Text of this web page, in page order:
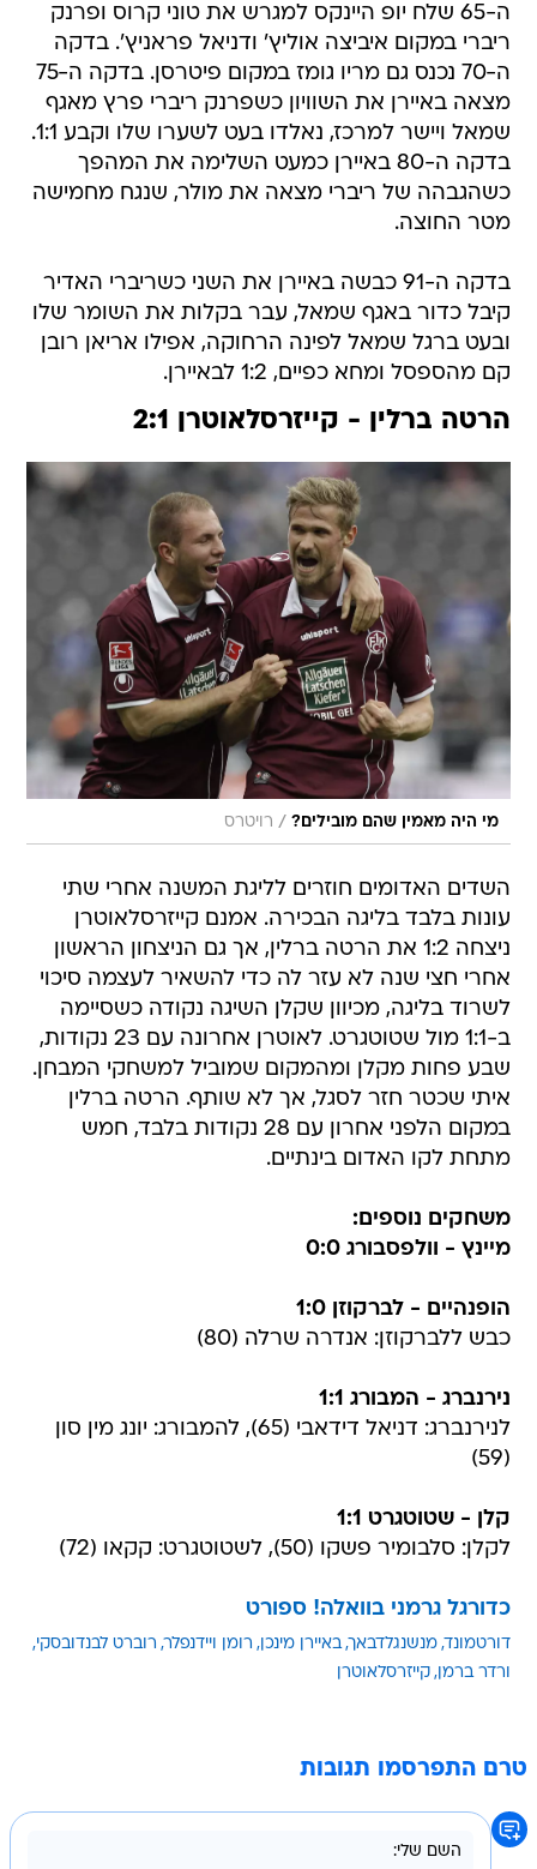
ה-65 שלח יופ היינקס למגרש את טוני קרוס ופרנק
ריברי במקום איביצה אוליץ' ודניאל פראניץ'. בדקה
ה-70 נכנס גם מריו גומז במקום פיטרסן. בדקה ה-75
מצאה באיירן את השוויון כשפרנק ריברי פרץ מאגף
שמאל ויישר למרכז, נאלדו בעט לשערו שלו וקבע 1:1.
בדקה ה-80 באיירן כמעט השלימה את המהפך
כשהגבהה של ריברי מצאה את מולר, שנגח מחמישה
מטר החוצה.
בדקה ה-91 כבשה באיירן את השני כשריברי האדיר
קיבל כדור באגף שמאל, עבר בקלות את השומר שלו
ובעט ברגל שמאל לפינה הרחוקה, אפילו אריאן רובן
קם מהספסל ומחא כפיים, 1:2 לבאיירן.
הרטה ברלין - קייזרסלאוטרן 2:1
מי היה מאמין שהם מובילים? / רויטרס
השדים האדומים חוזרים לליגת המשנה אחרי שתי
עונות בלבד בליגה הבכירה. אמנם קייזרסלאוטרן
ניצחה 1:2 את הרטה ברלין, אך גם הניצחון הראשון
אחרי חצי שנה לא עזר לה כדי להשאיר לעצמה סיכוי
לשרוד בליגה, מכיוון שקלן השיגה נקודה כשסיימה
ב-1:1 מול שטוטגרט. לאוטרן אחרונה עם 23 נקודות,
שבע פחות מקלן ומהמקום שמוביל למשחקי המבחן.
איתי שכטר חזר לסגל, אך לא שותף. הרטה ברלין
במקום הלפני אחרון עם 28 נקודות בלבד, חמש
מתחת לקו האדום בינתיים.
משחקים נוספים:
מיינץ - וולפסבורג 0:0
הופנהיים - לברקוזן 1:0
כבש ללברקוזן: אנדרה שרלה (80)
נירנברג - המבורג 1:1
לנירנברג: דניאל דידאבי (65), להמבורג: יונג מין סון
(59)
קלן - שטוטגרט 1:1
לקלן: סלבומיר פשקו (50), לשטוטגרט: קקאו (72)
כדורגל גרמני בוואלה! ספורט
דורטמונד מנשנגלדבאך באיירן מינכן רומן ויידנפלר רוברט לבנדובסקי
ורדר ברמן קייזרסלאוטרן
טרם התפרסמו תגובות